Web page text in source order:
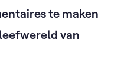
te maken
van